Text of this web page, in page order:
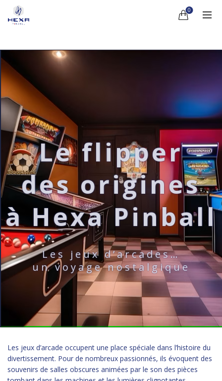
0
Le flipper
des origines
à Hexa Pinball
Les jeux d’arcades…
un voyage nostalgique
Les jeux d’arcade occupent une place spéciale dans l’histoire du
divertissement. Pour de nombreux passionnés, ils évoquent des
souvenirs de salles obscures animées par le son des pièces